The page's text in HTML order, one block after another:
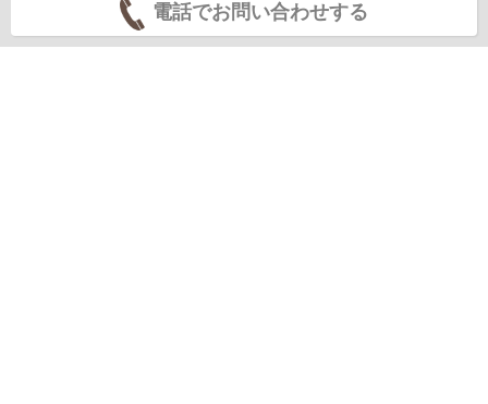
電話でお問い合わせする